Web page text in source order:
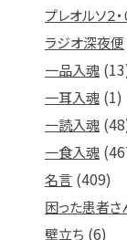
プレオルソ２・
ラジオ深夜便
一品入魂
一耳入魂 (1)
一読入魂
一食入魂
名言 (409)
困った患者さ
壁立ち (6)